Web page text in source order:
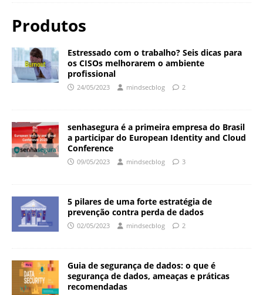
Produtos
Estressado com o trabalho? Seis dicas para
os CISOs melhorarem o ambiente
profissional
24/05/2023 mindsecblog 2
senhasegura é a primeira empresa do Brasil
a participar do European Identity and Cloud
Conference
09/05/2023 mindsecblog 3
5 pilares de uma forte estratégia de
prevenção contra perda de dados
02/05/2023 mindsecblog 2
Guia de segurança de dados: o que é
segurança de dados, ameaças e práticas
recomendadas